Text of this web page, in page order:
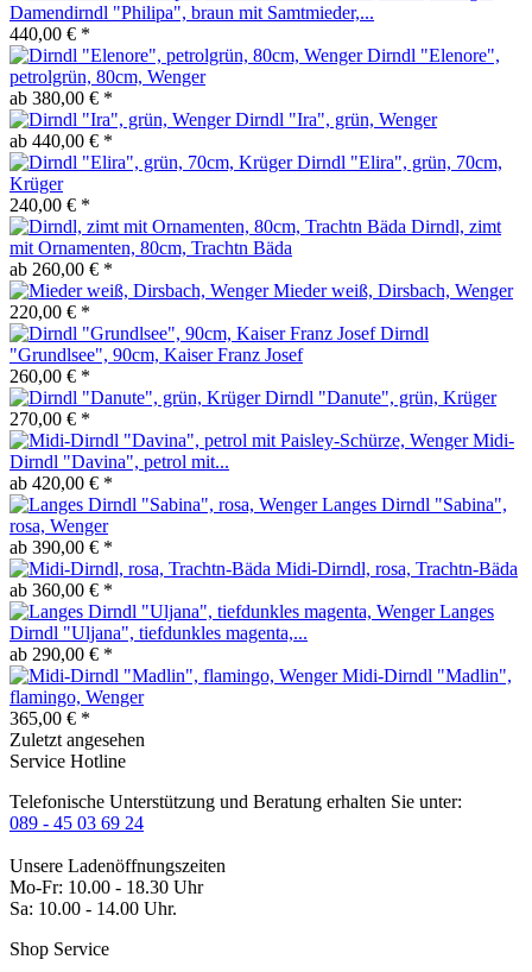
Damendirndl "Philipa", braun mit Samtmieder,...
440,00 € *
Dirndl "Elenore",
petrolgrün, 80cm, Wenger
ab 380,00 € *
Dirndl "Ira", grün, Wenger
ab 440,00 € *
Dirndl "Elira", grün, 70cm,
Krüger
240,00 € *
Dirndl, zimt
mit Ornamenten, 80cm, Trachtn Bäda
ab 260,00 € *
Mieder weiß, Dirsbach, Wenger
220,00 € *
Dirndl
"Grundlsee", 90cm, Kaiser Franz Josef
260,00 € *
Dirndl "Danute", grün, Krüger
270,00 € *
Midi-
Dirndl "Davina", petrol mit...
ab 420,00 € *
Langes Dirndl "Sabina",
rosa, Wenger
ab 390,00 € *
Midi-Dirndl, rosa, Trachtn-Bäda
ab 360,00 € *
Langes
Dirndl "Uljana", tiefdunkles magenta,...
ab 290,00 € *
Midi-Dirndl "Madlin",
flamingo, Wenger
365,00 € *
Zuletzt angesehen
Service Hotline
Telefonische Unterstützung und Beratung erhalten Sie unter:
089 - 45 03 69 24
Unsere Ladenöffnungszeiten
Mo-Fr: 10.00 - 18.30 Uhr
Sa: 10.00 - 14.00 Uhr.
Shop Service